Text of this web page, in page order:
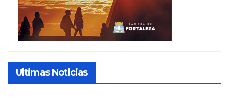
Ultimas Noticias